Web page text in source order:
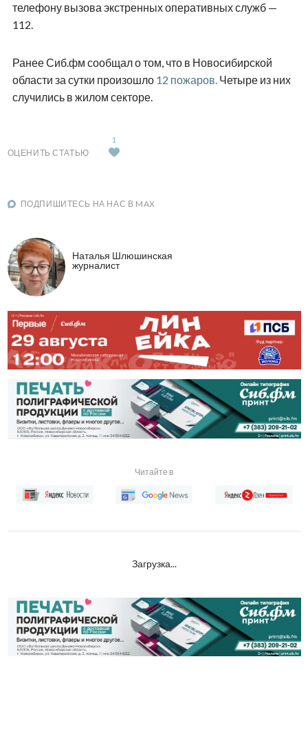
телефону вызова экстренных оперативных служб —
112.
Ранее Сиб.фм сообщал о том, что в Новосибирской
области за сутки произошло 12 пожаров.Четыре из них
случились в жилом секторе.
ОЦЕНИТЬ СТАТЬЮ
1
ПОДПИШИТЕСЬ НА НАС В MAX
Наталья Шлюшинская
журналист
Читайте в
Загрузка...